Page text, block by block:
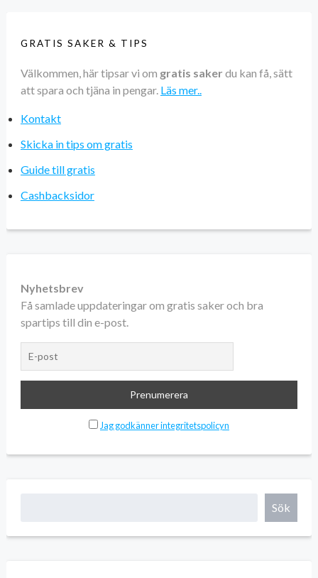
GRATIS SAKER & TIPS
Välkommen, här tipsar vi om gratis saker du kan få, sätt
att spara och tjäna in pengar. Läs mer..
Kontakt
Skicka in tips om gratis
Guide till gratis
Cashbacksidor
Nyhetsbrev
Få samlade uppdateringar om gratis saker och bra
spartips till din e-post.
Jag godkänner integritetspolicyn
Sök